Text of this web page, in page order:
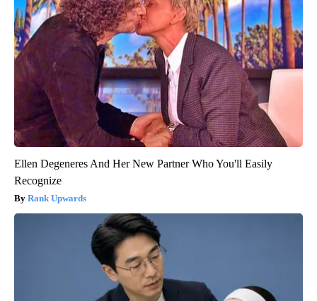
Ellen Degeneres And Her New Partner Who You'll Easily
Recognize
Rank Upwards